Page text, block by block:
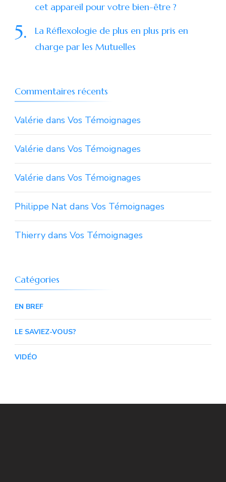
cet appareil pour votre bien-être ?
La Réflexologie de plus en plus pris en
charge par les Mutuelles
Commentaires récents
Valérie dans Vos Témoignages
Valérie dans Vos Témoignages
Valérie dans Vos Témoignages
Philippe Nat dans Vos Témoignages
Thierry dans Vos Témoignages
Catégories
EN BREF
LE SAVIEZ-VOUS?
VIDÉO